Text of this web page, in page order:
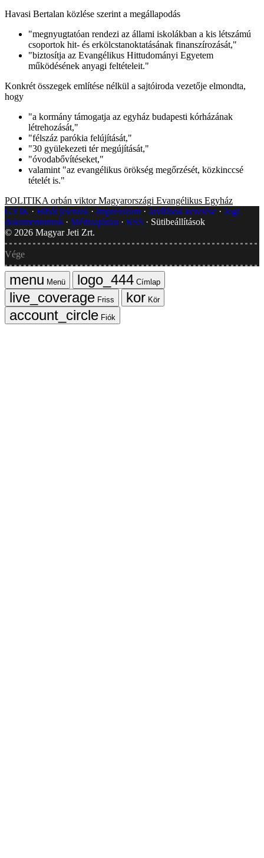
Havasi Bertalan közlése szerint a megállapodás
"megnyugtatóan rendezi az állami iskolákban a kis létszámú
csoportok hit- és erkölcstanoktatásának finanszírozását,"
"biztosítja az Evangélikus Hittudományi Egyetem
működésének anyagi feltételeit."
Konkrét összegek említése nélkül a sajtóiroda vezetője elmondta,
hogy
"a kormány támogatja az egyház budapesti kórházának
létrehozását,"
"félszáz parókia felújítását,"
"30 gyülekezeti tér megújítását,"
"óvodabővítéseket,"
valamint "az evangélikus örökség megőrzését, közkinccsé
tételét is."
POLITIKA orbán viktor Magyarországi Evangélikus Egyház
GYIK
Hibát jelentek Impresszum Javítások kezelése
Jogi
dokumentumok
Médiaajánlat RSS
Sütibeállítások
© 2026 Magyar Jeti Zrt.
Vége
Menü
Címlap
Friss
Kör
Fiók